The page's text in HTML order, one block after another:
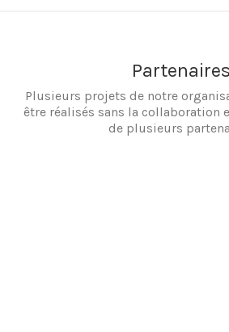
Partenaires
Plusieurs projets de notre
être réalisés sans la collaboration
de plusieurs